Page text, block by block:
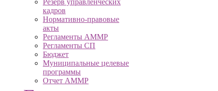
Резерв управленческих
кадров
Нормативно-правовые
акты
Регламенты АММР
Регламенты СП
Бюджет
Муниципальные целевые
программы
Отчет АММР